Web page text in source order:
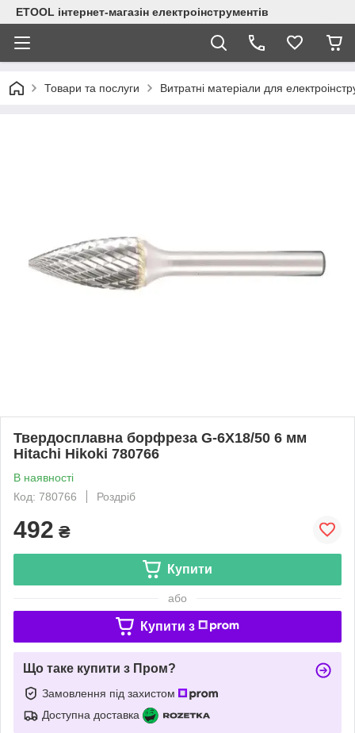
ETOOL інтернет-магазін електроінструментів
Товари та послуги Витратні матеріали для
Твердосплавна борфреза G-6X18/50 6 мм
Hitachi Hikoki 780766
В наявності
Код: 780766
Роздріб
492 ₴
Купити
або
Купити з
Що таке купити з Пром?
Замовлення під захистом
Доступна доставка